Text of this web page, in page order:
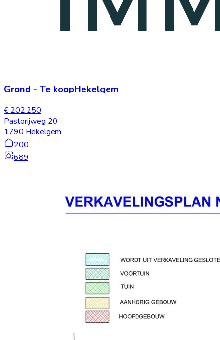
Grond - Te koopHekelgem
€ 202.250
Pastorijweg 20
1790 Hekelgem
200
689